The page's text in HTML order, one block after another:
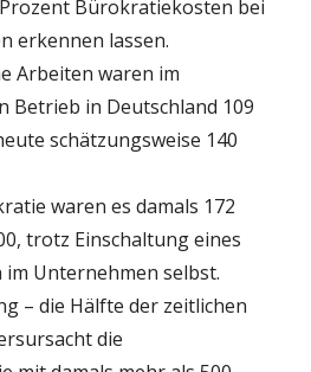
Bürokratiekosten bei
erkennen lassen.
Arbeiten waren im
Betrieb in Deutschland 109
schätzungsweise 140
waren es damals 172
trotz Einschaltung eines
Unternehmen selbst.
– die Hälfte der zeitlichen
die